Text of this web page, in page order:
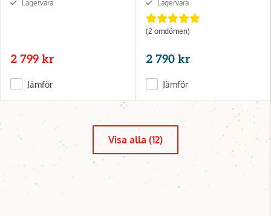
Lagervara
2 799 kr
Jämför
Lagervara
(2 omdömen)
2 790 kr
Jämför
Visa alla (12)